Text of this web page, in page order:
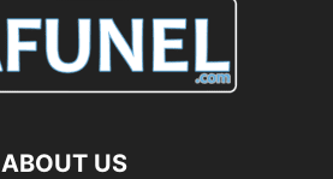
ABOUT US